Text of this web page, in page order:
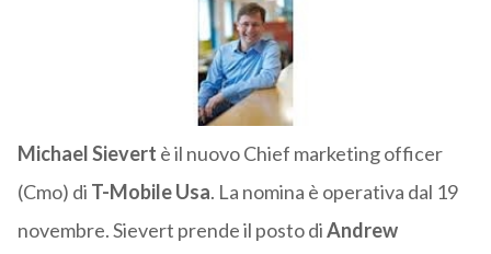
Michael Sievert è il nuovo Chief marketing officer
(Cmo) di T-Mobile Usa. La nomina è operativa dal 19
novembre. Sievert prende il posto diAndrew